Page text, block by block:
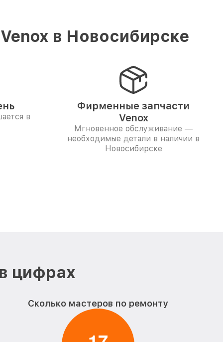
в Новосибирске
в
Фирменные запчасти
Venox
Мгновенное обслуживание —
необходимые детали в наличии в
Новосибирске
цифрах
Сколько мастеров по ремонту